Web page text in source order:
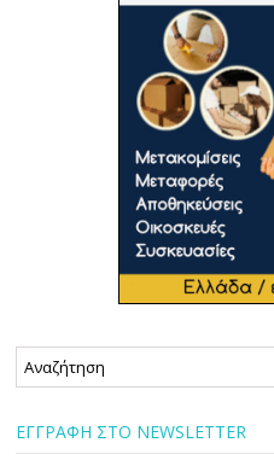
ΕΓΓΡΑΦΗ ΣΤΟ NEWSLETTER